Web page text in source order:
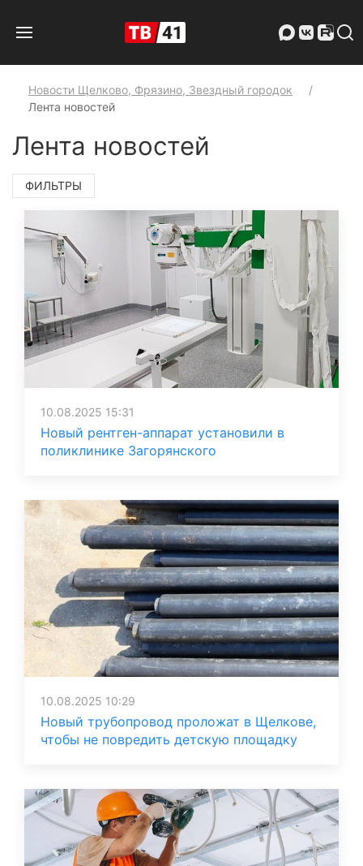
Новости Щелково, Фрязино, Звездный городок
Лента новостей
Лента новостей
ФИЛЬТРЫ
10.08.2025 15:31
Новый рентген-аппарат установили в
поликлинике Загорянского
10.08.2025 10:29
Новый трубопровод проложат в Щелкове,
чтобы не повредить детскую площадку